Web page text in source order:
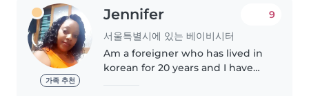
가족 추천
Jennifer
서울특별시에 있는 베이비시터
9
Am a foreigner who has lived in
korean for 20 years and I have